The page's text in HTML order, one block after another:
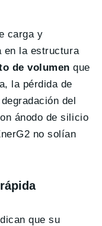
carga y
en la estructura
de volumen que
la pérdida de
del
ánodo de silicio
no solían
que su